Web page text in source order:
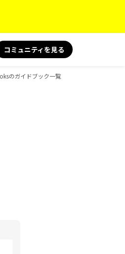
コミュニティを見る
のガイドブック一覧